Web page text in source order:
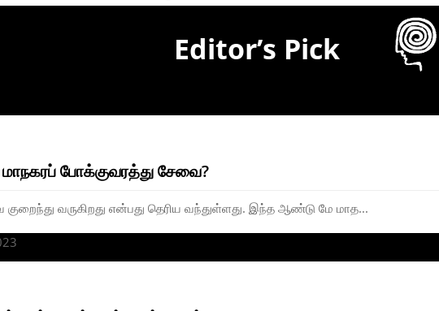
Editor’s Pick
போக்குவரத்து சேவை?
வருகிறது என்பது தெரிய வந்துள்ளது. இந்த ஆண்டு மே மாத...